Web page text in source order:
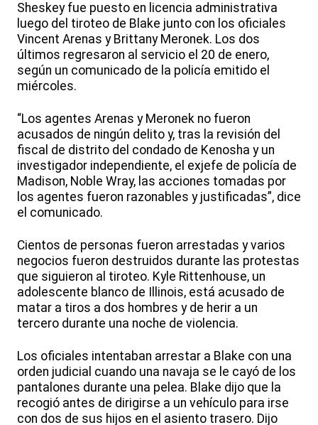
Sheskey fue puesto en licencia administrativa
luego del tiroteo de Blake junto con los oficiales
Vincent Arenas y Brittany Meronek. Los dos
últimos regresaron al servicio el 20 de enero,
según un comunicado de la policía emitido el
miércoles.
“Los agentes Arenas y Meronek no fueron
acusados de ningún delito y, tras la revisión del
fiscal de distrito del condado de Kenosha y un
investigador independiente, el exjefe de policía de
Madison, Noble Wray, las acciones tomadas por
los agentes fueron razonables y justificadas”, dice
el comunicado.
Cientos de personas fueron arrestadas y varios
negocios fueron destruidos durante las protestas
que siguieron al tiroteo. Kyle Rittenhouse, un
adolescente blanco de Illinois, está acusado de
matar a tiros a dos hombres y de herir a un
tercero durante una noche de violencia.
Los oficiales intentaban arrestar a Blake con una
orden judicial cuando una navaja se le cayó de los
pantalones durante una pelea. Blake dijo que la
recogió antes de dirigirse a un vehículo para irse
con dos de sus hijos en el asiento trasero. Dijo